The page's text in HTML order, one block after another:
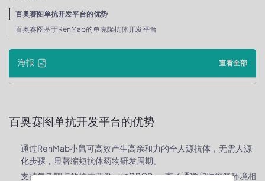
百奥赛图单抗开发平台的优势
百奥赛图基于RenMab的单克隆抗体开发平台
海报 查看全部
百奥赛图单抗开发平台的优势
通过RenMab小鼠可高效产生高亲和力的全人源抗体，无需人源
化步骤，显著缩短抗体药物研发周期。
支持复杂靶点的抗体开发，如GPCRs、离子通道和肿瘤微环境相